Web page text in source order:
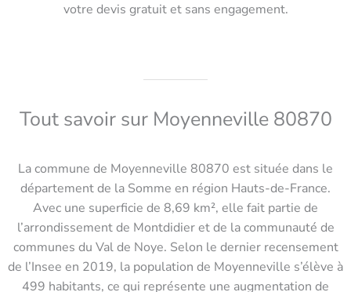
votre devis gratuit et sans engagement.
Tout savoir sur Moyenneville 80870
La commune de Moyenneville 80870 est située dans le
département de la Somme en région Hauts-de-France.
Avec une superficie de 8,69 km², elle fait partie de
l’arrondissement de Montdidier et de la communauté de
communes du Val de Noye. Selon le dernier recensement
de l’Insee en 2019, la population de Moyenneville s’élève à
499 habitants, ce qui représente une augmentation de